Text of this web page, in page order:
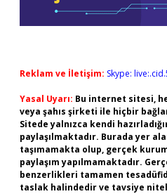
Reklam ve İletişim: Skype:
Yasal Uyarı: Bu internet sitesi,
veya şahıs şirketi ile hiçbir
Sitede yalnızca kendi
paylaşılmaktadır. Burada yer
taşımamakta olup, gerçek
paylaşım yapılmamaktadır.
benzerlikleri tamamen
taslak halindedir ve tavsiye